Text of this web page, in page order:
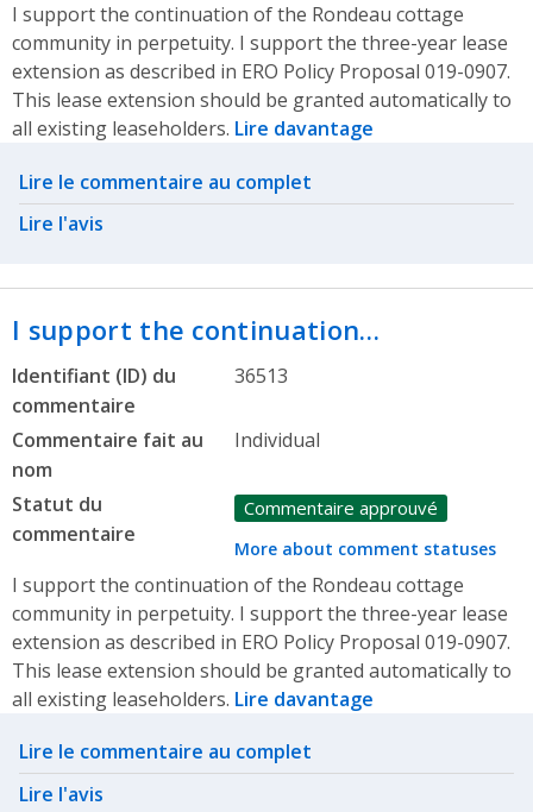
I support the continuation of the Rondeau cottage
community in perpetuity. I support the three-year lease
extension as described in ERO Policy Proposal 019-0907.
This lease extension should be granted automatically to
all existing leaseholders. Lire davantage
Related actions
Lire le commentaire au complet
Lire l'avis
I support the continuation…
Identifiant (ID) du
commentaire
36513
Commentaire fait au
nom
Individual
Statut du
commentaire
Commentaire approuvé
More about comment statuses
I support the continuation of the Rondeau cottage
community in perpetuity. I support the three-year lease
extension as described in ERO Policy Proposal 019-0907.
This lease extension should be granted automatically to
all existing leaseholders. Lire davantage
Related actions
Lire le commentaire au complet
Lire l'avis